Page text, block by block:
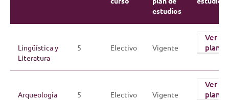
estudios
Lingüística y
Literatura
5 Electivo Vigente
Ver
plan
Arqueología 5 Electivo Vigente
Ver
plan